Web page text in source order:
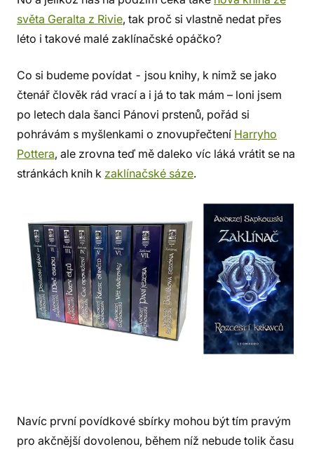
světa Geralta z Rivie, tak proč si vlastně nedat přes
léto i takové malé zaklínačské opáčko?
Co si budeme povídat - jsou knihy, k nimž se jako
čtenář člověk rád vrací a i já to tak mám – loni jsem
po letech dala šanci Pánovi prstenů, pořád si
pohrávám s myšlenkami o znovupřečtení Harryho
Pottera, ale zrovna teď mě daleko víc láká vrátit se na
stránkách knih k zaklínačské sáze.
Navíc první povídkové sbírky mohou být tím pravým
pro akčnější dovolenou, během níž nebude tolik času